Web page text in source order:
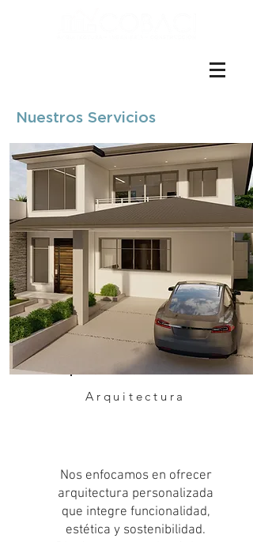
Nuestros Servicios
Arquitectura
Nos enfocamos en ofrecer
arquitectura personalizada
que integre funcionalidad,
estética y sostenibilidad.